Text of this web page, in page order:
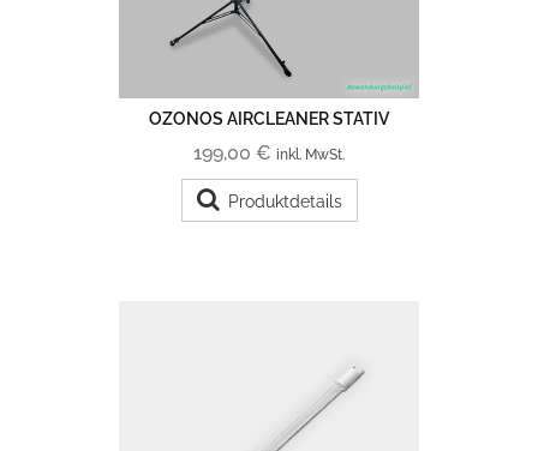
OZONOS AIRCLEANER STATIV
199,00 € inkl. MwSt.
Produktdetails